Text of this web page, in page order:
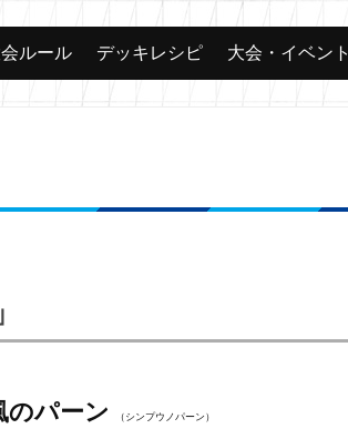
カード 大会
ルール デッキレシピ 大会・イベント
のパーン （シンプウノパーン）